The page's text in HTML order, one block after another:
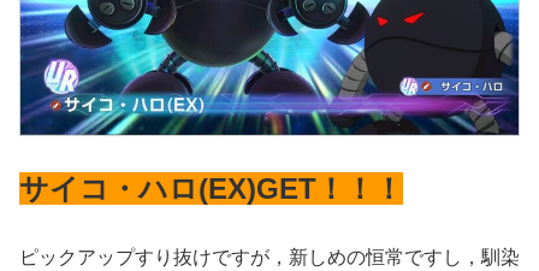
サイコ・ハロ(EX)GET！！！
ピックアップすり抜けですが，新しめの恒常ですし，馴染